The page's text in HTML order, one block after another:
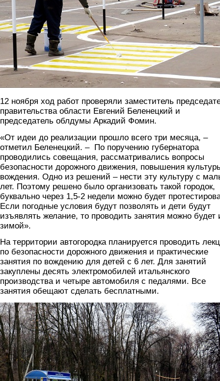
12 ноября ход работ проверяли заместитель
правительства области Евгений Беленецкий и
председатель облдумы Аркадий Фомин.
«От идеи до реализации прошло всего три месяца, –
отметил Беленецкий. – По поручению губернатора
проводились совещания, рассматривались вопросы
безопасности дорожного движения, повышения
вождения. Одно из решений – нести эту культуру с
лет. Поэтому решено было организовать такой городок,
буквально через 1,5-2 недели можно будет
Если погодные условия будут позволять и дети будут
изъявлять желание, то проводить занятия можно будет
зимой».
На территории автогородка планируется проводить
по безопасности дорожного движения и практические
занятия по вождению для детей с 6 лет. Для занятий
закуплены десять электромобилей итальянского
производства и четыре автомобиля с педалями. Все
занятия обещают сделать бесплатными.
3.jpg